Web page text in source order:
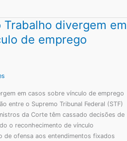
Trabalho divergem em
de emprego
em casos sobre vínculo de emprego
entre o Supremo Tribunal Federal (STF)
da Corte têm cassado decisões de
o reconhecimento de vínculo
de ofensa aos entendimentos fixados